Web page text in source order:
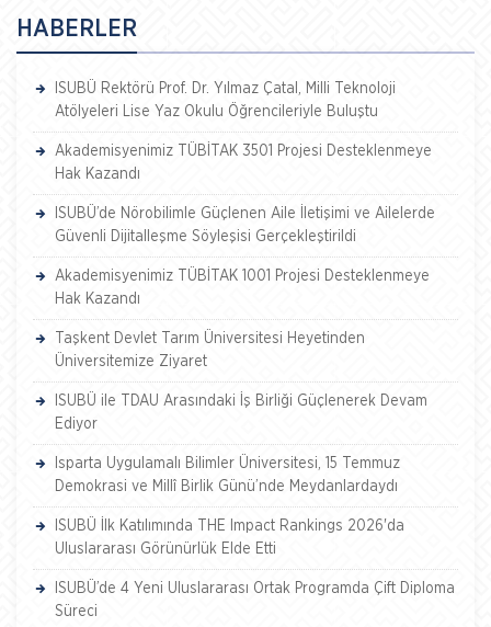
HABERLER
ISUBÜ Rektörü Prof. Dr. Yılmaz Çatal, Milli Teknoloji
Atölyeleri Lise Yaz Okulu Öğrencileriyle Buluştu
Akademisyenimiz TÜBİTAK 3501 Projesi Desteklenmeye
Hak Kazandı
ISUBÜ’de Nörobilimle Güçlenen Aile İletişimi ve Ailelerde
Güvenli Dijitalleşme Söyleşisi Gerçekleştirildi
Akademisyenimiz TÜBİTAK 1001 Projesi Desteklenmeye
Hak Kazandı
Taşkent Devlet Tarım Üniversitesi Heyetinden
Üniversitemize Ziyaret
ISUBÜ ile TDAU Arasındaki İş Birliği Güçlenerek Devam
Ediyor
Isparta Uygulamalı Bilimler Üniversitesi, 15 Temmuz
Demokrasi ve Millî Birlik Günü’nde Meydanlardaydı
ISUBÜ İlk Katılımında THE Impact Rankings 2026'da
Uluslararası Görünürlük Elde Etti
ISUBÜ’de 4 Yeni Uluslararası Ortak Programda Çift Diploma
Süreci